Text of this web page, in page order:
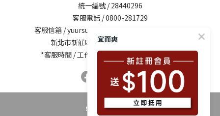
統一編號 / 28440296
客服電話 / 0800-281729
客服信箱 /yuursun@mail.chung-shing.com.tw
新北市新莊區新北大道三段7號17樓之2
*客服時間 / 工作日10:00-12:00、13:00-17:00
！時時警覺反詐騙！
宜而爽